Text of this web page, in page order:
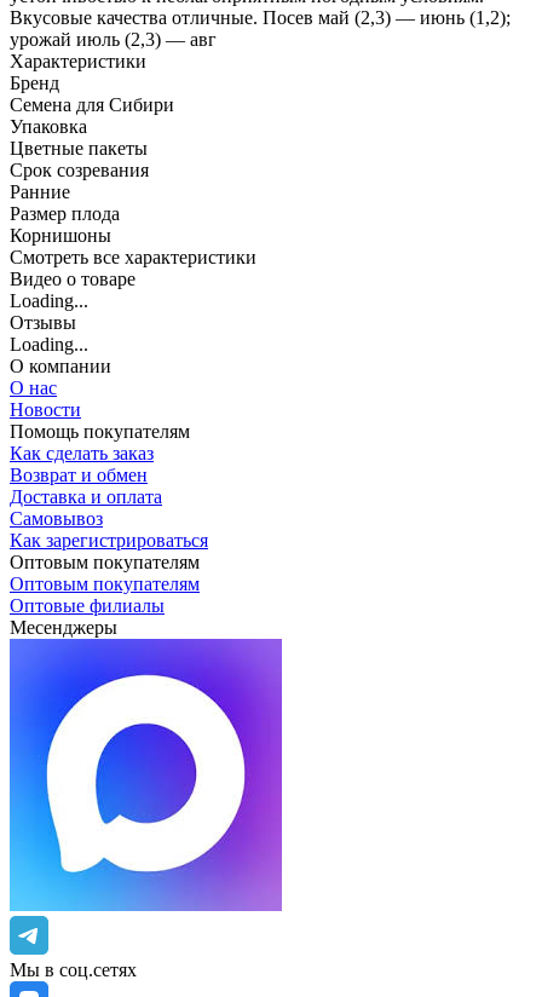
Вкусовые качества отличные. Посев май (2,3) — июнь (1,2);
урожай июль (2,3) — авг
Характеристики
Бренд
Семена для Сибири
Упаковка
Цветные пакеты
Срок созревания
Ранние
Размер плода
Корнишоны
Cмотреть все характеристики
Видео о товаре
Loading...
Отзывы
Loading...
О компании
О нас
Новости
Помощь покупателям
Как сделать заказ
Возврат и обмен
Доставка и оплата
Самовывоз
Как зарегистрироваться
Оптовым покупателям
Оптовым покупателям
Оптовые филиалы
Месенджеры
Мы в соц.сетях